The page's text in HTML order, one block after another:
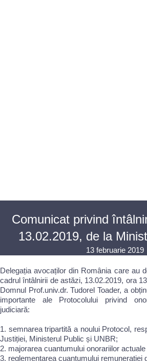
Comunicat privind
13.02.2019, de la
13 februarie 2019
Delegația avocaților din România care au
cadrul întâlnirii de astăzi, 13.02.2019, ora
Domnul Prof.univ.dr. Tudorel Toader, a
importante ale Protocolului privind
judiciară:
1. semnarea tripartită a noului Protocol,
Justiției, Ministerul Public și UNBR;
2. majorarea cuantumului onorariilor
3. reglementarea cuantumului remunerației